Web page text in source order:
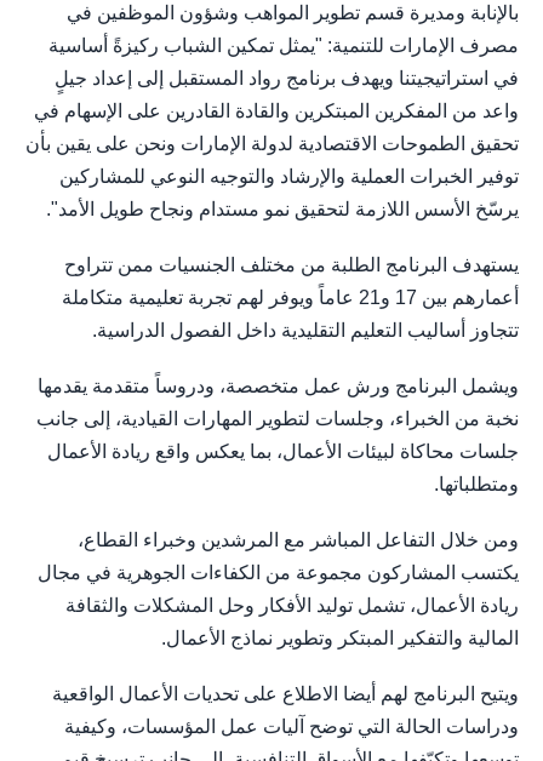
بالإنابة ومديرة قسم تطوير المواهب وشؤون الموظفين في
مصرف الإمارات للتنمية: "يمثل تمكين الشباب ركيزةً أساسية
في استراتيجيتنا ويهدف برنامج رواد المستقبل إلى إعداد جيلٍ
واعد من المفكرين المبتكرين والقادة القادرين على الإسهام في
تحقيق الطموحات الاقتصادية لدولة الإمارات ونحن على يقين بأن
توفير الخبرات العملية والإرشاد والتوجيه النوعي للمشاركين
يرسّخ الأسس اللازمة لتحقيق نمو مستدام ونجاح طويل الأمد".
يستهدف البرنامج الطلبة من مختلف الجنسيات ممن تتراوح
أعمارهم بين 17 و21 عاماً ويوفر لهم تجربة تعليمية متكاملة
تتجاوز أساليب التعليم التقليدية داخل الفصول الدراسية.
ويشمل البرنامج ورش عمل متخصصة، ودروساً متقدمة يقدمها
نخبة من الخبراء، وجلسات لتطوير المهارات القيادية، إلى جانب
جلسات محاكاة لبيئات الأعمال، بما يعكس واقع ريادة الأعمال
ومتطلباتها.
ومن خلال التفاعل المباشر مع المرشدين وخبراء القطاع،
يكتسب المشاركون مجموعة من الكفاءات الجوهرية في مجال
ريادة الأعمال، تشمل توليد الأفكار وحل المشكلات والثقافة
المالية والتفكير المبتكر وتطوير نماذج الأعمال.
ويتيح البرنامج لهم أيضا الاطلاع على تحديات الأعمال الواقعية
ودراسات الحالة التي توضح آليات عمل المؤسسات، وكيفية